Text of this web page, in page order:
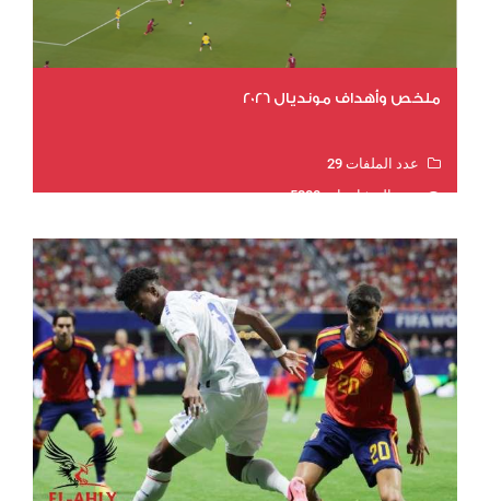
ملخص وأهداف مونديال 2026
عدد الملفات 29
عدد المشاهدات 5280